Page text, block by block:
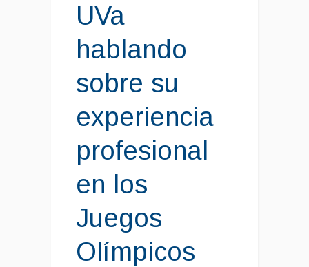
UVa
hablando
sobre su
experiencia
profesional
en los
Juegos
Olímpicos